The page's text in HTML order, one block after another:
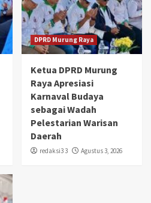
DPRD Murung Raya
Ketua DPRD Murung
Raya Apresiasi
Karnaval Budaya
sebagai Wadah
Pelestarian Warisan
Daerah
redaksi3 3 Agustus 3, 2026